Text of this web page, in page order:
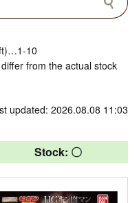
10
from the actual stock
updated: 2026.08.08 11:03
Stock: 〇